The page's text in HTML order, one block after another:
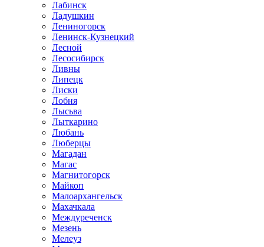
Лабинск
Ладушкин
Лениногорск
Ленинск-Кузнецкий
Лесной
Лесосибирск
Ливны
Липецк
Лиски
Лобня
Лысьва
Лыткарино
Любань
Люберцы
Магадан
Магас
Магнитогорск
Майкоп
Малоархангельск
Махачкала
Междуреченск
Мезень
Мелеуз